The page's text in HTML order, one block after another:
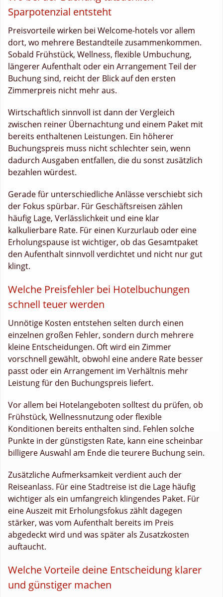
Sparpotenzial entsteht
Preisvorteile wirken bei Welcome-hotels vor allem
dort, wo mehrere Bestandteile zusammenkommen.
Sobald Frühstück, Wellness, flexible Umbuchung,
längerer Aufenthalt oder ein Arrangement Teil der
Buchung sind, reicht der Blick auf den ersten
Zimmerpreis nicht mehr aus.
Wirtschaftlich sinnvoll ist dann der Vergleich
zwischen reiner Übernachtung und einem Paket mit
bereits enthaltenen Leistungen. Ein höherer
Buchungspreis muss nicht schlechter sein, wenn
dadurch Ausgaben entfallen, die du sonst zusätzlich
bezahlen würdest.
Gerade für unterschiedliche Anlässe verschiebt sich
der Fokus spürbar. Für Geschäftsreisen zählen
häufig Lage, Verlässlichkeit und eine klar
kalkulierbare Rate. Für einen Kurzurlaub oder eine
Erholungspause ist wichtiger, ob das Gesamtpaket
den Aufenthalt sinnvoll verdichtet und nicht nur gut
klingt.
Welche Preisfehler bei Hotelbuchungen
schnell teuer werden
Unnötige Kosten entstehen selten durch einen
einzelnen großen Fehler, sondern durch mehrere
kleine Entscheidungen. Oft wird ein Zimmer
vorschnell gewählt, obwohl eine andere Rate besser
passt oder ein Arrangement im Verhältnis mehr
Leistung für den Buchungspreis liefert.
Vor allem bei Hotelangeboten solltest du prüfen, ob
Frühstück, Wellnessnutzung oder flexible
Konditionen bereits enthalten sind. Fehlen solche
Punkte in der günstigsten Rate, kann eine scheinbar
billigere Auswahl am Ende die teurere Buchung sein.
Zusätzliche Aufmerksamkeit verdient auch der
Reiseanlass. Für eine Stadtreise ist die Lage häufig
wichtiger als ein umfangreich klingendes Paket. Für
eine Auszeit mit Erholungsfokus zählt dagegen
stärker, was vom Aufenthalt bereits im Preis
abgedeckt wird und was später als Zusatzkosten
auftaucht.
Welche Vorteile deine Entscheidung klarer
und günstiger machen